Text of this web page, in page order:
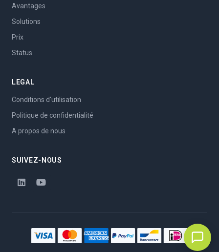
Avantages
Solutions
Prix
Status
LEGAL
Conditions d'utilisation
Politique de confidentialité
A propos de nous
SUIVEZ-NOUS